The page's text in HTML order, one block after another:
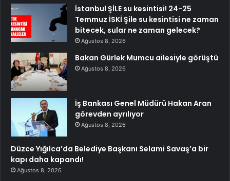
İstanbul ŞİLE su kesintisi! 24-25
Temmuz İSKİ Şile su kesintisi ne zaman
bitecek, sular ne zaman gelecek?
Ağustos 8, 2026
Bakan Gürlek Mumcu ailesiyle görüştü
Ağustos 8, 2026
İş Bankası Genel Müdürü Hakan Aran
görevden ayrılıyor
Ağustos 8, 2026
Düzce Yığılca’da Belediye Başkanı Selami Savaş’a bir
kapı daha kapandı!
Ağustos 8, 2026